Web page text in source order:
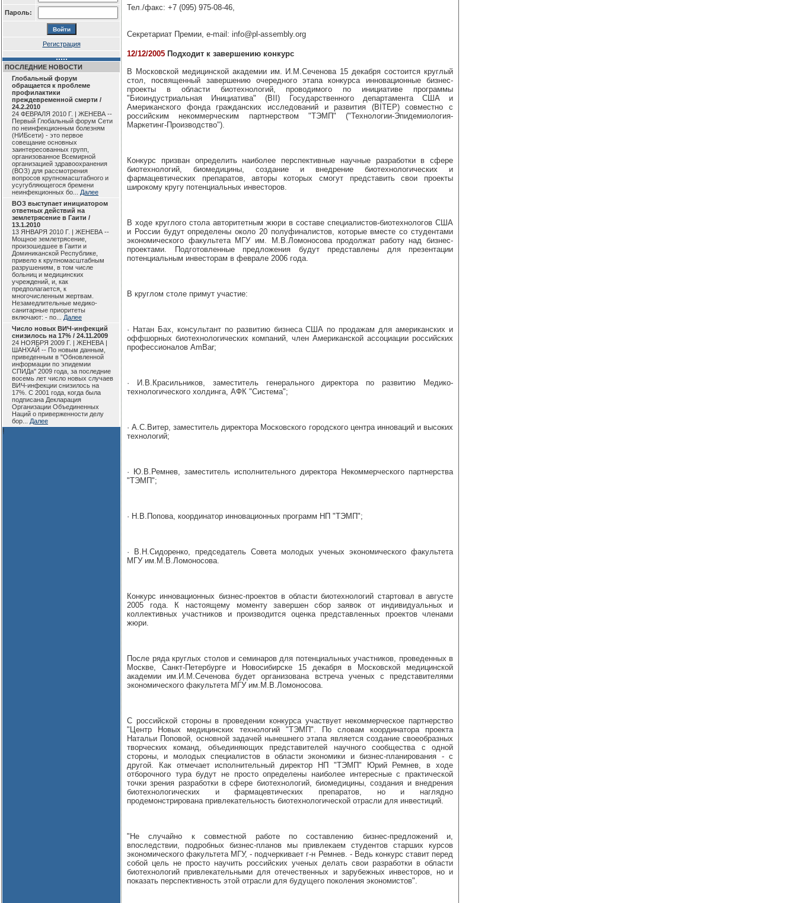
Пароль:
Регистрация
ПОСЛЕДНИЕ НОВОСТИ
Глобальный форум
обращается к проблеме
профилактики
преждевременной смерти /
24.2.2010
24 ФЕВРАЛЯ 2010 Г. | ЖЕНЕВА --
Первый Глобальный форум Сети
по неинфекционным болезням
(НИБсети) - это первое
совещание основных
заинтересованных групп,
организованное Всемирной
организацией здравоохранения
(ВОЗ) для рассмотрения
вопросов крупномасштабного и
усугубляющегося бремени
неинфекционных бо... Далее
ВОЗ выступает инициатором
ответных действий на
землетрясение в Гаити /
13.1.2010
13 ЯНВАРЯ 2010 Г. | ЖЕНЕВА --
Мощное землетрясение,
произошедшее в Гаити и
Доминиканской Республике,
привело к крупномасштабным
разрушениям, в том числе
больниц и медицинских
учреждений, и, как
предполагается, к
многочисленным жертвам.
Незамедлительные медико-
санитарные приоритеты
включают: - по... Далее
Число новых ВИЧ-инфекций
снизилось на 17% / 24.11.2009
24 НОЯБРЯ 2009 Г. | ЖЕНЕВА |
ШАНХАЙ -- По новым данным,
приведенным в "Обновленной
информации по эпидемии
СПИДа" 2009 года, за последние
восемь лет число новых случаев
ВИЧ-инфекции снизилось на
17%. С 2001 года, когда была
подписана Декларация
Организации Объединенных
Наций о приверженности делу
бор... Далее
!
Тел./факс: +7 (095) 975-08-46,
Секретариат Премии, e-mail: info@pl-assembly.org
12/12/2005 Подходит к завершению конкурс
В Московской медицинской академии им. И.М.Сеченова 15 декабря состоится круглый
стол, посвященный завершению очередного этапа конкурса инновационные бизнес-
проекты в области биотехнологий, проводимого по инициативе программы
"Биоиндустриальная Инициатива" (BII) Государственного департамента США и
Американского фонда гражданских исследований и развития (BITEP) совместно с
российским некоммерческим партнерством "ТЭМП" ("Технологии-Эпидемиология-
Маркетинг-Производство").
Конкурс призван определить наиболее перспективные научные разработки в сфере
биотехнологий, биомедицины, создание и внедрение биотехнологических и
фармацевтических препаратов, авторы которых смогут представить свои проекты
широкому кругу потенциальных инвесторов.
В ходе круглого стола авторитетным жюри в составе специалистов-биотехнологов США
и России будут определены около 20 полуфиналистов, которые вместе со студентами
экономического факультета МГУ им. М.В.Ломоносова продолжат работу над бизнес-
проектами. Подготовленные предложения будут представлены для презентации
потенциальным инвесторам в феврале 2006 года.
В круглом столе примут участие:
· Натан Бах, консультант по развитию бизнеса США по продажам для американских и
оффшорных биотехнологических компаний, член Американской ассоциации российских
профессионалов AmBar;
· И.В.Красильников, заместитель генерального директора по развитию Медико-
технологического холдинга, АФК "Система";
· А.С.Витер, заместитель директора Московского городского центра инноваций и высоких
технологий;
· Ю.В.Ремнев, заместитель исполнительного директора Некоммерческого партнерства
"ТЭМП";
· Н.В.Попова, координатор инновационных программ НП "ТЭМП";
· В.Н.Сидоренко, председатель Совета молодых ученых экономического факультета
МГУ им.М.В.Ломоносова.
Конкурс инновационных бизнес-проектов в области биотехнологий стартовал в августе
2005 года. К настоящему моменту завершен сбор заявок от индивидуальных и
коллективных участников и производится оценка представленных проектов членами
жюри.
После ряда круглых столов и семинаров для потенциальных участников, проведенных в
Москве, Санкт-Петербурге и Новосибирске 15 декабря в Московской медицинской
академии им.И.М.Сеченова будет организована встреча ученых с представителями
экономического факультета МГУ им.М.В.Ломоносова.
С российской стороны в проведении конкурса участвует некоммерческое партнерство
"Центр Новых медицинских технологий "ТЭМП". По словам координатора проекта
Натальи Поповой, основной задачей нынешнего этапа является создание своеобразных
творческих команд, объединяющих представителей научного сообщества с одной
стороны, и молодых специалистов в области экономики и бизнес-планирования - с
другой. Как отмечает исполнительный директор НП "ТЭМП" Юрий Ремнев, в ходе
отборочного тура будут не просто определены наиболее интересные с практической
точки зрения разработки в сфере биотехнологий, биомедицины, создания и внедрения
биотехнологических и фармацевтических препаратов, но и наглядно
продемонстрирована привлекательность биотехнологической отрасли для инвестиций.
"Не случайно к совместной работе по составлению бизнес-предложений и,
впоследствии, подробных бизнес-планов мы привлекаем студентов старших курсов
экономического факультета МГУ, - подчеркивает г-н Ремнев. - Ведь конкурс ставит перед
собой цель не просто научить российских ученых делать свои разработки в области
биотехнологий привлекательными для отечественных и зарубежных инвесторов, но и
показать перспективность этой отрасли для будущего поколения экономистов".